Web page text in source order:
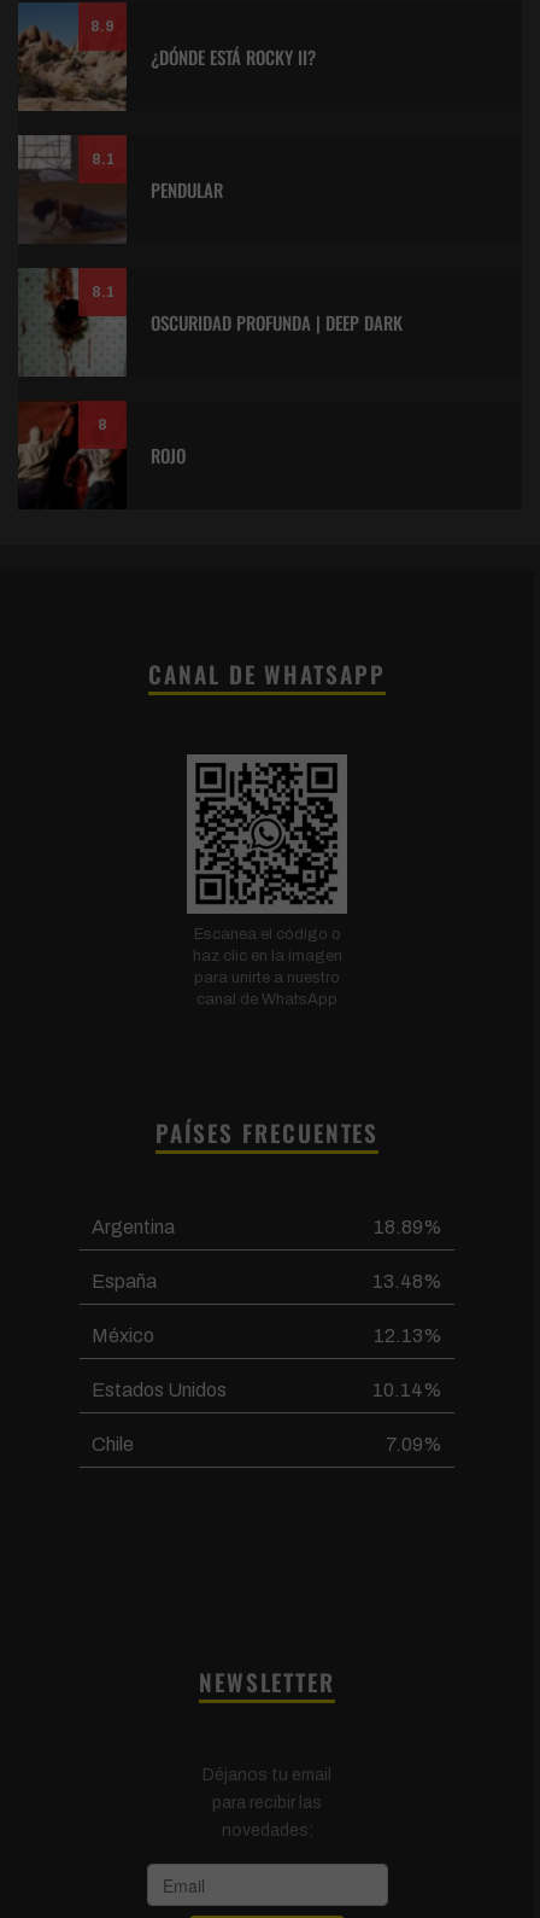
8.9
¿DÓNDE ESTÁ ROCKY II?
8.1
PENDULAR
8.1
OSCURIDAD PROFUNDA | DEEP DARK
8
ROJO
CANAL DE WHATSAPP
Escanea el código o
haz clic en la imagen
para unirte a nuestro
canal de WhatsApp
PAÍSES FRECUENTES
Argentina 18.89%
España 13.48%
México 12.13%
Estados Unidos 10.14%
Chile 7.09%
NEWSLETTER
Déjanos tu email
para recibir las
novedades: